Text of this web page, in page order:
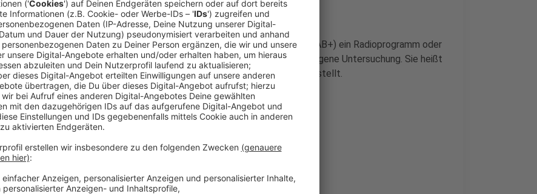
Wer hört wann über welchen Weg (z.B. per App oder UKW oder DAB+) ein Radioprogramm oder
Podcasts. In Nordrhein-Westfalen gibt es dafür außerdem eine eigene Untersuchung. Sie heißt
„E.M.A. NRW“ und wird in diesem Jahr im Februar und im Juli vorgestellt.
Anzeige
Das sind unsere Ergebnisse: